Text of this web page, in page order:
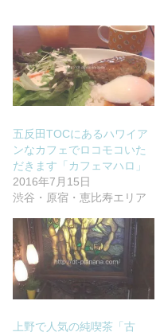
五反田TOCにあるハワイア
ンなカフェでロコモコいた
だきます「カフェマハロ」
2016年7月15日
渋谷・原宿・恵比寿エリア
上野で人気の純喫茶「古